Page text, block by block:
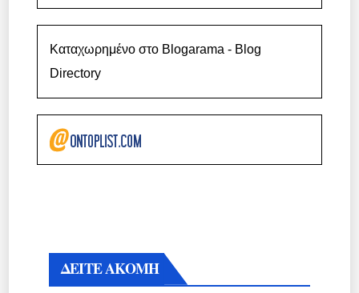
Καταχωρημένο στο Blogarama - Blog
Directory
ΔΕΙΤΕ ΑΚΟΜΗ